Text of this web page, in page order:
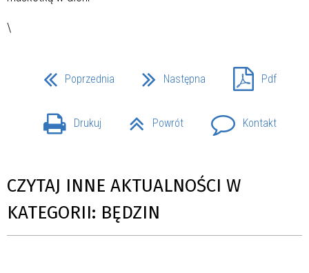
\
Poprzednia Następna Pdf
Drukuj Powrót Kontakt
CZYTAJ INNE AKTUALNOŚCI W
KATEGORII: BĘDZIN